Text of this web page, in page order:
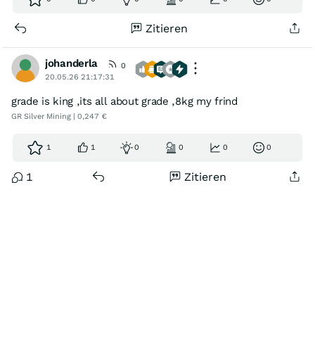
Zitieren
johanderla
0
20.05.26 21:17:31
grade is king ,its all about grade ,8kg my frind
GR Silver Mining | 0,247 €
1 1 0 0 0 0
1 Zitieren